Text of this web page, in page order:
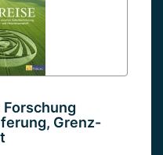
Forschung
Grenz-